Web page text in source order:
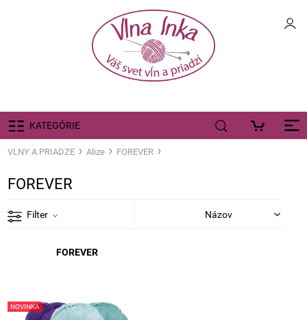
KATEGÓRIE
VLNY A PRIADZE Alize FOREVER
FOREVER
Filter
FOREVER
NOVINKA